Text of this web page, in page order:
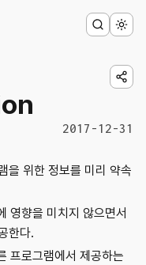
2017-12-31
을 위한 정보를 미리 약속
향을 미치지 않으면서
한다.
프로그램에서 제공하는